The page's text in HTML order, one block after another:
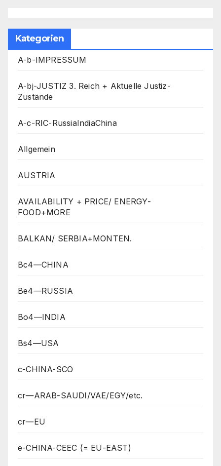
Kategorien
A-b-IMPRESSUM
A-bj-JUSTIZ 3. Reich + Aktuelle Justiz-
Zustände
A-c-RIC-RussiaIndiaChina
Allgemein
AUSTRIA
AVAILABILITY + PRICE/ ENERGY-
FOOD+MORE
BALKAN/ SERBIA+MONTEN.
Bc4—CHINA
Be4—RUSSIA
Bo4—INDIA
Bs4—USA
c-CHINA-SCO
cr—ARAB-SAUDI/VAE/EGY/etc.
cr—EU
e-CHINA-CEEC (= EU-EAST)